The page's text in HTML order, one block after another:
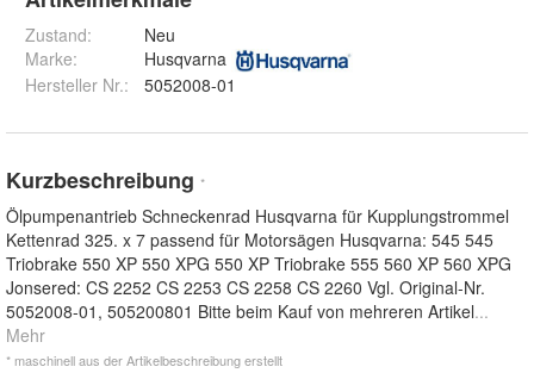
Zustand:
Neu
Marke:
Husqvarna
Hersteller Nr.:
5052008-01
Kurzbeschreibung *
Ölpumpenantrieb Schneckenrad Husqvarna für Kupplungstrommel
Kettenrad 325. x 7 passend für Motorsägen Husqvarna: 545 545
Triobrake 550 XP 550 XPG 550 XP Triobrake 555 560 XP 560 XPG
Jonsered: CS 2252 CS 2253 CS 2258 CS 2260 Vgl. Original-Nr.
5052008-01, 505200801 Bitte beim Kauf von mehreren Artikel...
Mehr
* maschinell aus der Artikelbeschreibung erstellt